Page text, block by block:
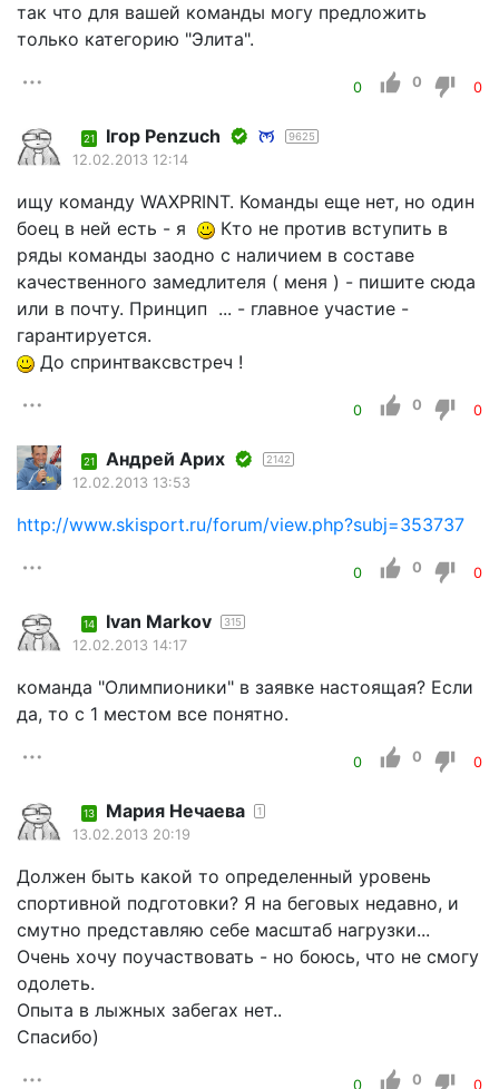
так что для вашей команды могу предложить
только категорию "Элита".
0 0 0
21 Iгор Penzuch 9625
12.02.2013 12:14
ищу команду WAXPRINT. Команды еще нет, но один
боец в ней есть - я
Кто не против вступить в
ряды команды заодно с наличием в составе
качественного замедлителя ( меня ) - пишите сюда
или в почту. Принцип ... - главное участие -
гарантируется.
До спринтваксвстреч !
0 0 0
21 Андрей Арих 2142
12.02.2013 13:53
http://www.skisport.ru/forum/view.php?subj=353737
0 0 0
14 Ivаn Mаrkov 315
12.02.2013 14:17
команда "Олимпионики" в заявке настоящая? Если
да, то с 1 местом все понятно.
0 0 0
13 Мария Нечаева 1
13.02.2013 20:19
Должен быть какой то определенный уровень
спортивной подготовки? Я на беговых недавно, и
смутно представляю себе масштаб нагрузки...
Очень хочу поучаствовать - но боюсь, что не смогу
одолеть.
Опыта в лыжных забегах нет..
Спасибо)
0 0 0